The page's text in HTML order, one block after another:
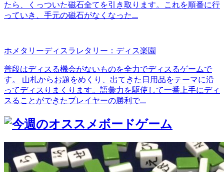
たら、くっついた磁石全てを引き取ります。これを順番に行
っていき、手元の磁石がなくなった...
ホメタリーディスラレタリー：ディス楽園
普段はディスる機会がないものを全力でディスるゲームで
す。 山札からお題をめくり、出てきた日用品をテーマに沿
ってディスりまくります。語彙力を駆使して一番上手にディ
スることができたプレイヤーの勝利で...